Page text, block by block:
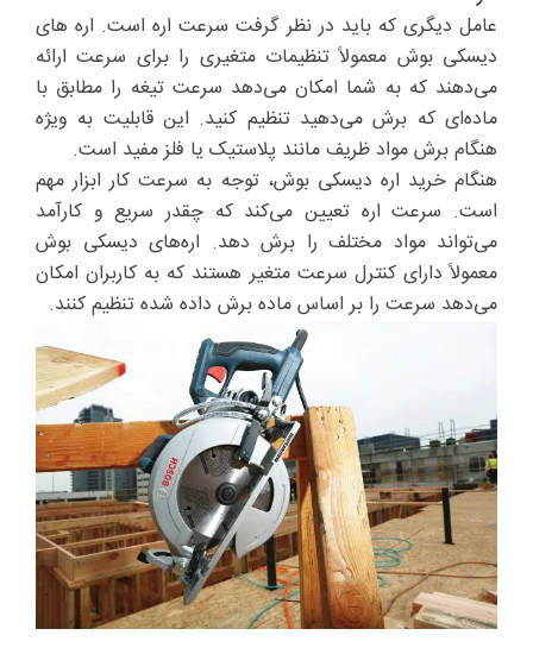
عامل دیگری که باید در نظر گرفت سرعت اره است. اره های
دیسکی بوش معمولاً تنظیمات متغیری را برای سرعت ارائه
می‌دهند که به شما امکان می‌دهد سرعت تیغه را مطابق با
ماده‌ای که برش می‌دهید تنظیم کنید. این قابلیت به ویژه
هنگام برش مواد ظریف مانند پلاستیک یا فلز مفید است.
هنگام خرید اره دیسکی بوش، توجه به سرعت کار ابزار مهم
است. سرعت اره تعیین می‌کند که چقدر سریع و کارآمد
می‌تواند مواد مختلف را برش دهد. اره‌های دیسکی بوش
معمولاً دارای کنترل سرعت متغیر هستند که به کاربران امکان
می‌دهد سرعت را بر اساس ماده برش داده شده تنظیم کنند.